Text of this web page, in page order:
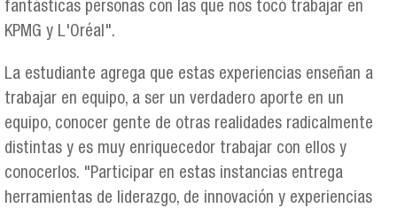
fantásticas personas con las que nos tocó trabajar en
KPMG y L'Oréal".
La estudiante agrega que estas experiencias enseñan a
trabajar en equipo, a ser un verdadero aporte en un
equipo, conocer gente de otras realidades radicalmente
distintas y es muy enriquecedor trabajar con ellos y
conocerlos. "Participar en estas instancias entrega
herramientas de liderazgo, de innovación y experiencias